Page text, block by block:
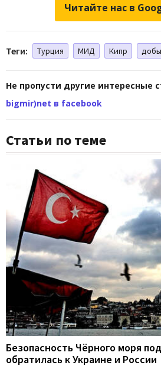
Читайте нас в
Теги: Турция МИД Кипр
Не пропусти другие интересные
bigmir)net в facebook
Статьи по теме
Безопасность Чёрного моря
обратилась к Украине и России